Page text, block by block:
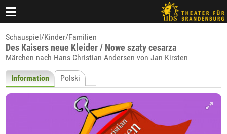
Schauspiel/Kinder/Familien
Des Kaisers neue Kleider / Nowe szaty cesarza
Märchen nach Hans Christian Andersen vonJan Kirsten
Information Polski